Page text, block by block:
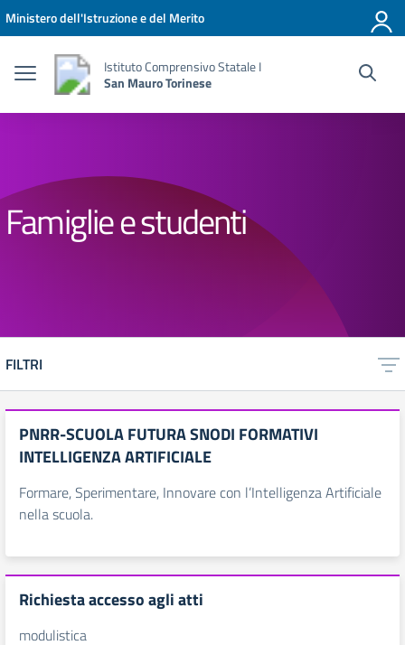
Vai ai contenuti
Vai al menu di navigazione
Vai al footer
Ministero dell'Istruzione e del Merito
Istituto Comprensivo Statale I
San Mauro Torinese
Famiglie e studenti
FILTRI
PNRR-SCUOLA FUTURA SNODI FORMATIVI
INTELLIGENZA ARTIFICIALE
Formare, Sperimentare, Innovare con l’Intelligenza Artificiale
nella scuola.
Richiesta accesso agli atti
modulistica